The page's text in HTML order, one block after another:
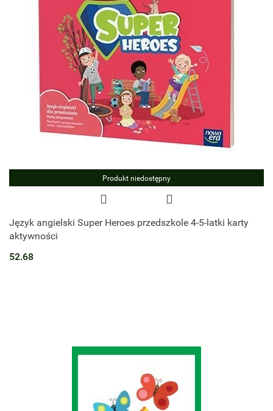
Produkt niedostępny
Język angielski Super Heroes przedszkole 4-5-latki karty
aktywności
52.68